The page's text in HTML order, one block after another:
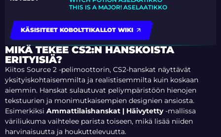
THIS IS A MAJOR! ASELAATIKKO
KÄSISITEET KOBOLTTIKALLOT WIKI
MIKÄ TEKEE CS2:N HANSKOISTA
ERITYISIÄ?
Kiitos Source 2 -pelimoottorin, CS2-hanskat näyttävät
yksityiskohtaisemmilta ja realistisemmilta kuin koskaan
aiemmin. Hanskat sulautuvat peliympäristöön hienojen
tekstuurien ja monimutkaisempien designien ansiosta.
Esimerkiksi Ammattilaishanskat | Häivytetty-mallissa
väriliukuma vaihtelee parista toiseen, mikä lisää niiden
harvinaisuutta ja houkuttelevuutta.